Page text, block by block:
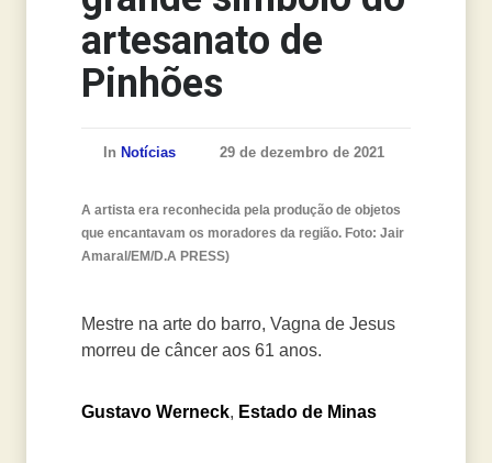
artesanato de
Pinhões
In Notícias 29 de dezembro de 2021
A artista era reconhecida pela produção de objetos
que encantavam os moradores da região. Foto: Jair
Amaral/EM/D.A PRESS)
Mestre na arte do barro, Vagna de Jesus
morreu de câncer aos 61 anos.
Gustavo Werneck, Estado de Minas